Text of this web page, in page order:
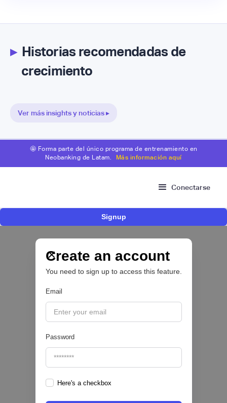
▸Historias recomendadas de
crecimiento
Ver más insights y noticias ▸
🤩 Forma parte del único programa de entrenamiento en
Neobanking de Latam.
Más información aquí
Conectarse
Signup
Create an account
You need to sign up to access this feature.
Email
Password
Here's a checkbox
fraude, identidad e IA que marcarán el futuro
del sector financiero
Sofía Neira Gómez